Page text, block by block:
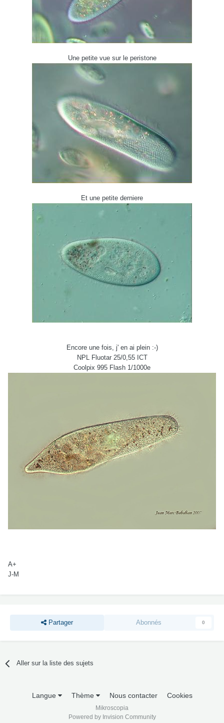
Une petite vue sur le peristone
Et une petite derniere
Encore une fois, j' en ai plein :-)
NPL Fluotar 25/0,55 ICT
Coolpix 995 Flash 1/1000e
A+
J-M
Partager Abonnés 0
Aller sur la liste des sujets
Langue Thème Nous contacter Cookies
Mikroscopia
Powered by Invision Community